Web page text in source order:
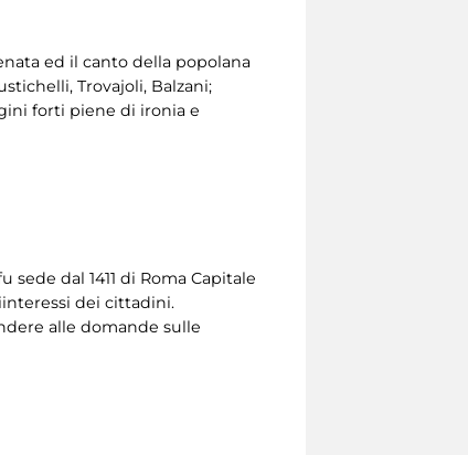
ed il canto della popolana
Trovajoli, Balzani;
forti piene di ironia e
dal 1411 di Roma Capitale
dei cittadini.
alle domande sulle